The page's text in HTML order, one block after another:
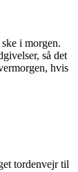
i morgen.
så det
hvis
tordenvejr til